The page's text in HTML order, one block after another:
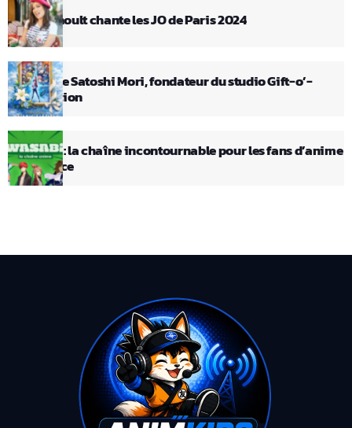
Elsa Esnoult chante les JO de Paris 2024
Décès de Satoshi Mori, fondateur du studio Gift-o’-
Animation
Wasabi : la chaîne incontournable pour les fans d’anime
en France